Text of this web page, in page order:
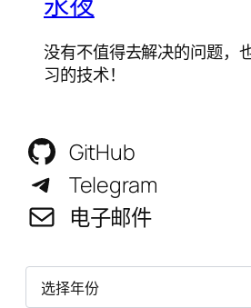
没有不值得去解决的问题，
习的技术！
GitHub
Telegram
电子邮件
归
档